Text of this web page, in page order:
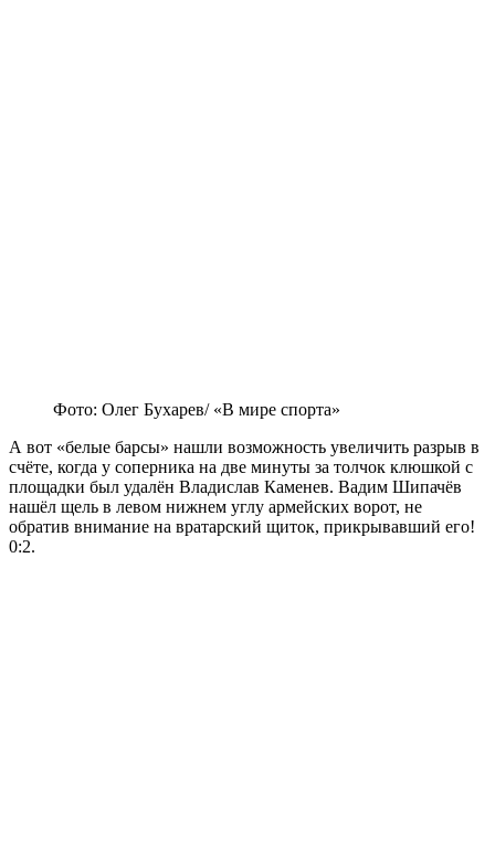
Фото: Олег Бухарев/ «В мире спорта»
А вот «белые барсы» нашли возможность увеличить разрыв в
счёте, когда у соперника на две минуты за толчок клюшкой с
площадки был удалён Владислав Каменев. Вадим Шипачёв
нашёл щель в левом нижнем углу армейских ворот, не
обратив внимание на вратарский щиток, прикрывавший его!
0:2.